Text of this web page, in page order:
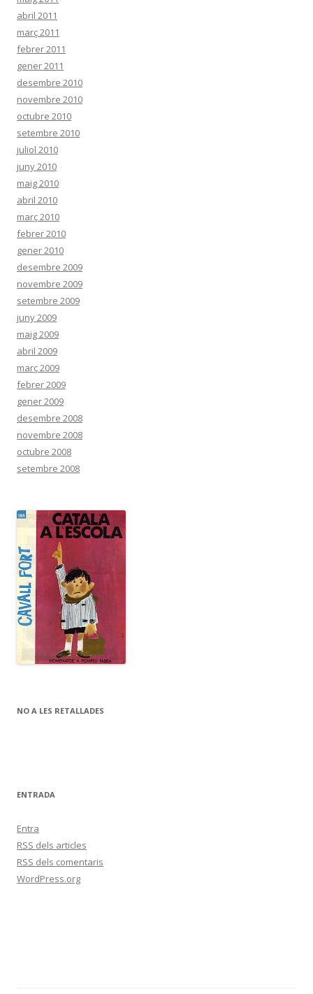
abril 2011
març 2011
febrer 2011
gener 2011
desembre 2010
novembre 2010
octubre 2010
setembre 2010
juliol 2010
juny 2010
maig 2010
abril 2010
març 2010
febrer 2010
gener 2010
desembre 2009
novembre 2009
setembre 2009
juny 2009
maig 2009
abril 2009
març 2009
febrer 2009
gener 2009
desembre 2008
novembre 2008
octubre 2008
setembre 2008
NO A LES RETALLADES
ENTRADA
Entra
RSS dels articles
RSS dels comentaris
WordPress.org